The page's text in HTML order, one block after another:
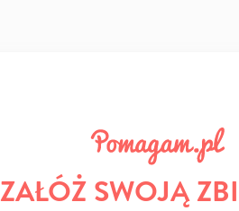
ZAŁÓŻ SWOJĄ